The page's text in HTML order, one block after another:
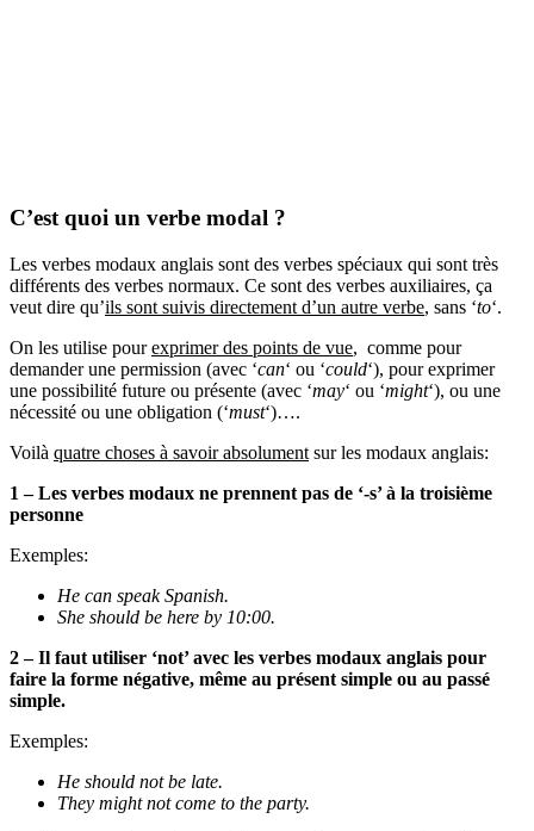
C’est quoi un verbe modal ?
Les verbes modaux anglais sont des verbes spéciaux qui sont très
différents des verbes normaux. Ce sont des verbes auxiliaires, ça
veut dire qu’ils sont suivis directement d’un autre verbe, sans ‘to‘.
On les utilise pourexprimer des points de vue, comme pour
demander une permission (avec ‘can‘ ou ‘could‘), pour exprimer
une possibilité future ou présente (avec ‘may‘ ou ‘might‘), ou une
nécessité ou une obligation (‘must‘)….
Voilà quatre choses à savoir absolument sur les modaux anglais:
1 – Les verbes modaux ne prennent pas de ‘-s’ à la troisième
personne
Exemples:
He can speak Spanish.
She should be here by 10:00.
2 – Il faut utiliser ‘not’ avec les verbes modaux anglais pour
faire la forme négative, même au présent simple ou au passé
simple.
Exemples:
He should not be late.
They might not come to the party.